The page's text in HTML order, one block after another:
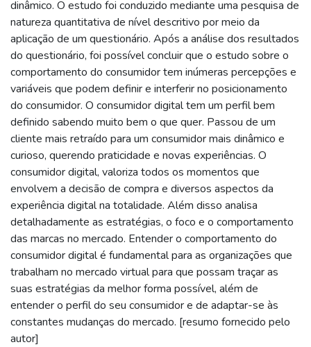
dinâmico. O estudo foi conduzido mediante uma pesquisa de
natureza quantitativa de nível descritivo por meio da
aplicação de um questionário. Após a análise dos resultados
do questionário, foi possível concluir que o estudo sobre o
comportamento do consumidor tem inúmeras percepções e
variáveis que podem definir e interferir no posicionamento
do consumidor. O consumidor digital tem um perfil bem
definido sabendo muito bem o que quer. Passou de um
cliente mais retraído para um consumidor mais dinâmico e
curioso, querendo praticidade e novas experiências. O
consumidor digital, valoriza todos os momentos que
envolvem a decisão de compra e diversos aspectos da
experiência digital na totalidade. Além disso analisa
detalhadamente as estratégias, o foco e o comportamento
das marcas no mercado. Entender o comportamento do
consumidor digital é fundamental para as organizações que
trabalham no mercado virtual para que possam traçar as
suas estratégias da melhor forma possível, além de
entender o perfil do seu consumidor e de adaptar-se às
constantes mudanças do mercado. [resumo fornecido pelo
autor]